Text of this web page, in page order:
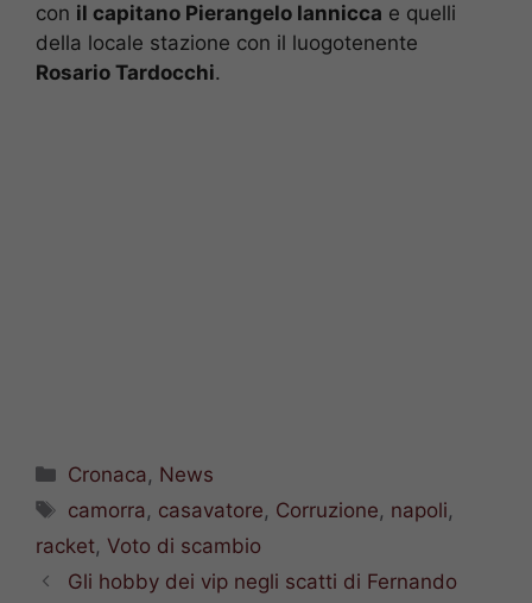
con il capitano Pierangelo Iannicca e quelli
della locale stazione con il luogotenente
Rosario Tardocchi.
Categorie
Cronaca, News
Tag
camorra, casavatore, Corruzione, napoli,
racket, Voto di scambio
Gli hobby dei vip negli scatti di Fernando